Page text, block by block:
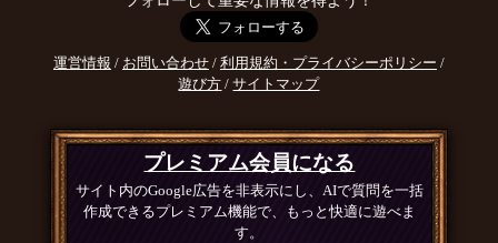
運営情報 / お問い合わせ/ 利用規約・プライバシーポリシー /
遊び方 /サイトマップ
プレミアム会員になる
サイト内のGoogle広告を非表示にし、AIで質問を一括
作成できるプレミアム機能で、もっと快適に遊べま
す。